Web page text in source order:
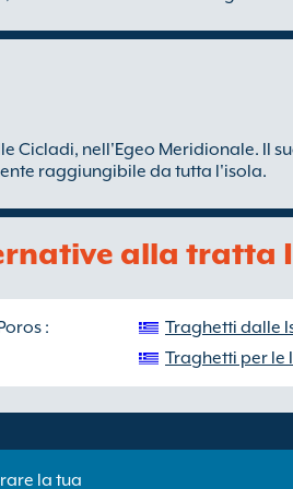
Cicladi, nell'Egeo Meridionale. Il
raggiungibile da tutta l'isola.
alla tratta
:
Traghetti dalle
Traghetti per le
la tua